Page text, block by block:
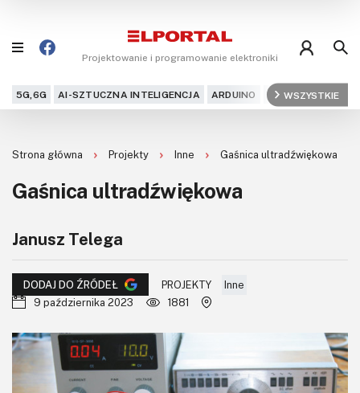
Projektowanie i programowanie elektroniki
5G,6G AI-SZTUCZNA INTELIGENCJA ARDUINO ARM AUDIO
WSZYSTKIE
DIY+
Czytelnia
KITy AVT
Strona główna Projekty Inne Gaśnica ultradźwiękowa
Gaśnica ultradźwiękowa
Janusz Telega
DODAJ DO ŹRÓDEŁ PROJEKTY
Inne
9 października 2023
1881